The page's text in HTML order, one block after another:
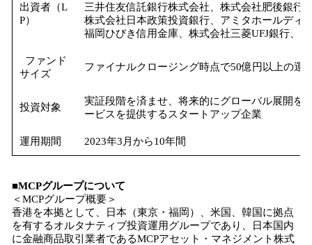
出資者（L
P）
三井住友信託銀行株式会社、株式会社肥後銀行
株式会社日本政策投資銀行、アミタホールディ
福岡ひびき信用金庫、株式会社三菱UFJ銀行、
ファンド
サイズ
ファイナルクロージング時点で50億円以上の運
投資対象
実証段階を済ませ、将来的にグローバル展開を
ービスを提供するスタートアップ企業
運用期間 2023年3月から10年間
■MCPグループについて
＜MCPグループ概要＞
香港を本拠として、日本（東京・福岡）、米国、韓国に拠点
を有するオルタナティブ投資運用グループであり、日本国内
に金融商品取引業者であるMCPアセット・マネジメント株式